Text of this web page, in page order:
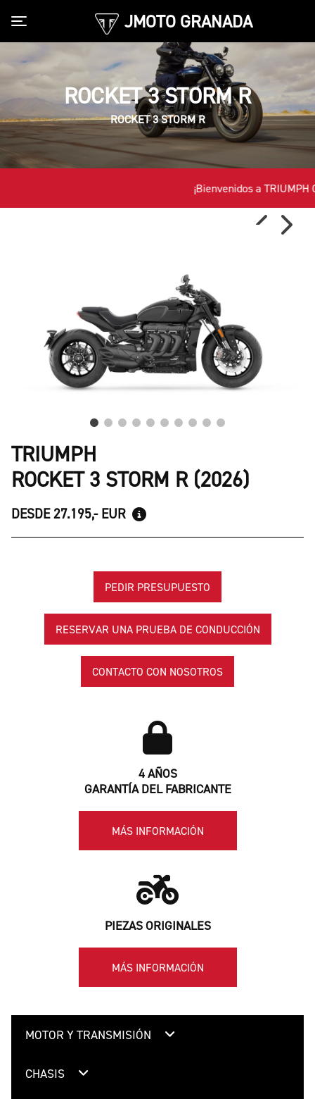
JMOTO GRANADA
Toggle navigation
ROCKET 3 STORM R
ROCKET 3 STORM R
¡Bienvenidos a TRIUMPH
TRIUMPH
ROCKET 3 STORM R (2026)
DESDE 27.195,- EUR
PEDIR PRESUPUESTO
RESERVAR UNA PRUEBA DE CONDUCCIÓN
CONTACTO CON NOSOTROS
4 AÑOS
GARANTÍA DEL FABRICANTE
MÁS INFORMACIÓN
PIEZAS ORIGINALES
MÁS INFORMACIÓN
MOTOR Y TRANSMISIÓN
CHASIS